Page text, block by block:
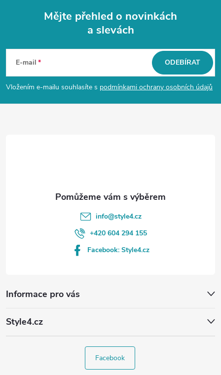
p
Mějte přehled o novinkách
a slevách
E-mail
Vložením e-mailu souhlasíte s podmínkami ochrany osobních údajů
ODEBÍRAT
Informace pro vás
Style4.cz
info@style4.cz
+420 604 294 155
Facebook: Style4.cz
Facebook